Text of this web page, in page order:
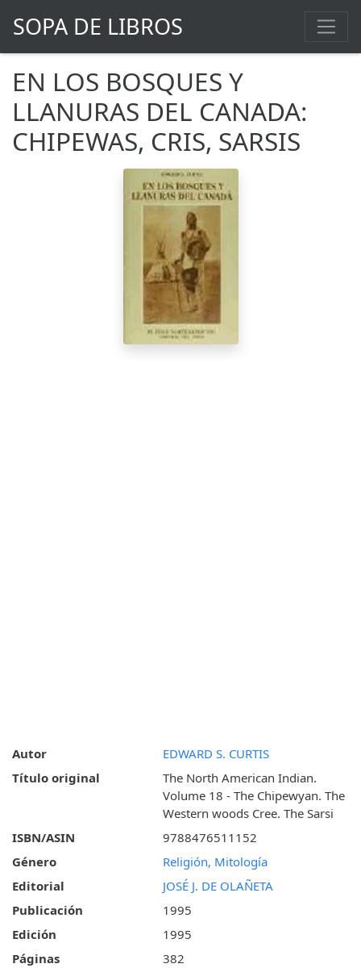
SOPA DE LIBROS
EN LOS BOSQUES Y
LLANURAS DEL CANADA:
CHIPEWAS, CRIS, SARSIS
Autor
EDWARD S. CURTIS
Título original
The North American Indian.
Volume 18 - The Chipewyan. The
Western woods Cree. The Sarsi
ISBN/ASIN
9788476511152
Género
Religión, Mitología
Editorial
JOSÉ J. DE OLAÑETA
Publicación
1995
Edición
1995
Páginas
382